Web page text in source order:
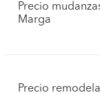
Precio
Marga
Precio